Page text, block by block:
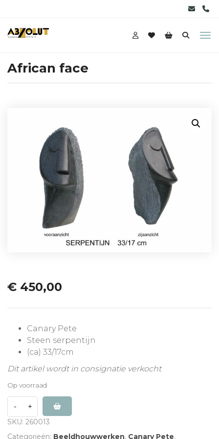
African face
€ 450,00
Canary Pete
Steen serpentijn
(ca) 33/17cm
Dit artikel wordt in consignatie verkocht
Op voorraad
SKU: 260013
Categorieën: Beeldhouwwerken, Canary Pete,